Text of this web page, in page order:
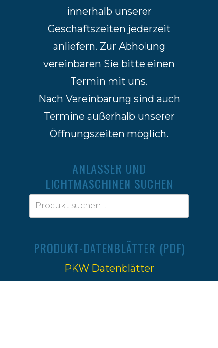
innerhalb unserer
Geschäftszeiten jederzeit
anliefern. Zur Abholung
vereinbaren Sie bitte einen
Termin mit uns.
Nach Vereinbarung sind auch
Termine außerhalb unserer
Öffnungszeiten möglich.
ANLASSER UND
LICHTMASCHINEN SUCHEN
PRODUKT-DATENBLÄTTER (PDF)
PKW Datenblätter